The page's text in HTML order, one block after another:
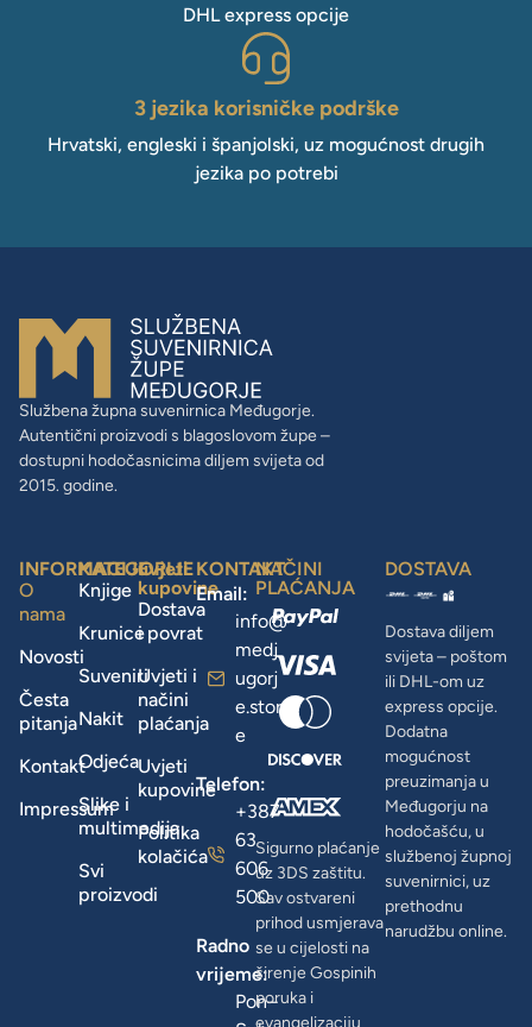
DHL express opcije
3 jezika korisničke podrške
Hrvatski, engleski i španjolski, uz mogućnost drugih
jezika po potrebi
Službena župna suvenirnica Međugorje.
Autentični proizvodi s blagoslovom župe –
dostupni hodočasnicima diljem svijeta od
2015. godine.
INFORMACIJE
O
nama
Novosti
Česta
pitanja
Kontakt
Impressum
KATEGORIJE
Knjige
Krunice
Suveniri
Nakit
Odjeća
Slike i
multimedija
Svi
proizvodi
uvjeti
kupovine
Dostava
i povrat
Uvjeti i
načini
plaćanja
Uvjeti
kupovine
Politika
kolačića
KONTAKT
Email:
info@
medj
ugorj
e.stor
e
Telefon:
+387
63
606
500
Radno
vrijeme:
Pon–
NAČINI
PLAĆANJA
Sigurno plaćanje
uz 3DS zaštitu.
Sav ostvareni
prihod usmjerava
se u cijelosti na
širenje Gospinih
poruka i
DOSTAVA
Dostava diljem
svijeta – poštom
ili DHL-om uz
express opcije.
Dodatna
mogućnost
preuzimanja u
Međugorju na
hodočašću, u
službenoj župnoj
suvenirnici, uz
prethodnu
narudžbu online.